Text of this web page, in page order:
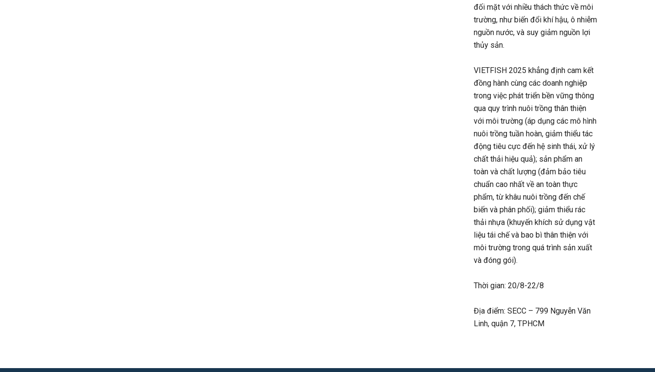
đối mặt với nhiều thách thức về môi
trường, như biến đổi khí hậu, ô nhiễm
nguồn nước, và suy giảm nguồn lợi
thủy sản.
VIETFISH 2025 khẳng định cam kết
đồng hành cùng các doanh nghiệp
trong việc phát triển bền vững thông
qua quy trình nuôi trồng thân thiện
với môi trường (áp dụng các mô hình
nuôi trồng tuần hoàn, giảm thiểu tác
động tiêu cực đến hệ sinh thái, xử lý
chất thải hiệu quả); sản phẩm an
toàn và chất lượng (đảm bảo tiêu
chuẩn cao nhất về an toàn thực
phẩm, từ khâu nuôi trồng đến chế
biến và phân phối); giảm thiểu rác
thải nhựa (khuyến khích sử dụng vật
liệu tái chế và bao bì thân thiện với
môi trường trong quá trình sản xuất
và đóng gói).
Thời gian: 20/8-22/8
Địa điểm: SECC – 799 Nguyễn Văn
Linh, quận 7, TPHCM